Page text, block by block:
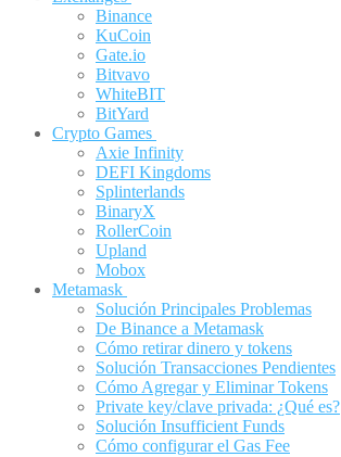
Binance
KuCoin
Gate.io
Bitvavo
WhiteBIT
BitYard
Crypto Games
Axie Infinity
DEFI Kingdoms
Splinterlands
BinaryX
RollerCoin
Upland
Mobox
Metamask
Solución Principales Problemas
De Binance a Metamask
Cómo retirar dinero y tokens
Solución Transacciones Pendientes
Cómo Agregar y Eliminar Tokens
Private key/clave privada: ¿Qué es?
Solución Insufficient Funds
Cómo configurar el Gas Fee